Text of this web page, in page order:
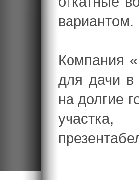
вариантом.
Компания
для дачи
на долгие